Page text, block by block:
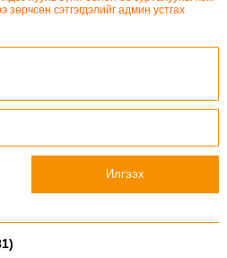
зөрчсөн сэтгэгдэлийг админ устгах
Илгээх